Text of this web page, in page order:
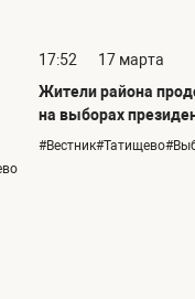
17:52
17 марта
Жители района
на выборах